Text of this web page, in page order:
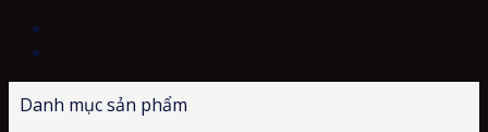
Danh mục sản phẩm